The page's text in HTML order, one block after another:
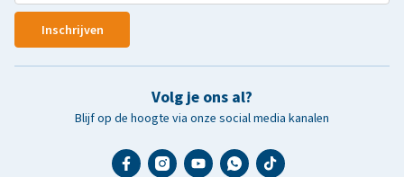
Inschrijven
Volg je ons al?
Blijf op de hoogte via onze social media kanalen